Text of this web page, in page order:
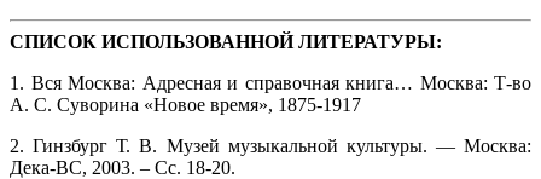
СПИСОК ИСПОЛЬЗОВАННОЙ ЛИТЕРАТУРЫ:
1. Вся Москва: Адресная и справочная книга… Москва: Т-во
А. С. Суворина «Новое время», 1875-1917
2. Гинзбург Т. В. Музей музыкальной культуры. — Москва:
Дека-ВС, 2003. – Сс. 18-20.